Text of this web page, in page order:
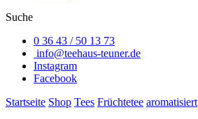
Suche
0 36 43 / 50 13 73
info@teehaus-teuner.de
Instagram
Facebook
Startseite Shop Tees Früchtetee aromatisiert